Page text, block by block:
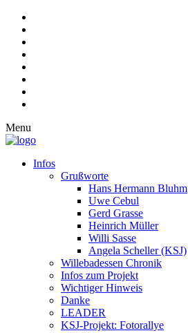
Menu
Infos
Grußworte
Hans Hermann Bluhm
Uwe Cebul
Gerd Grasse
Heinrich Müller
Willi Sasse
Angela Scheller (KSJ)
Willebadessen Chronik
Infos zum Projekt
Wichtiger Hinweis
Danke
LEADER
KSJ-Projekt: Fotorallye